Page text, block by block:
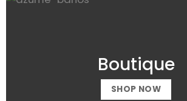
Boutique
SHOP NOW